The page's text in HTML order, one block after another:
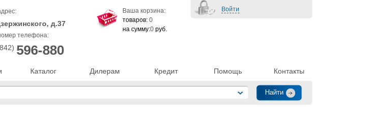
Каталог Дилерам Кредит Помощь Контакты
д.37
телефона:
596-880
Войти
Ваша корзина:
товаров: 0
на сумму:0 руб.